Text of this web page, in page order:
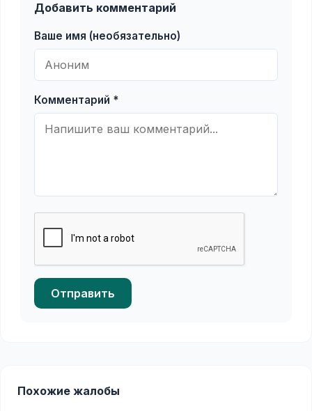
Добавить комментарий
Ваше имя (необязательно)
Комментарий *
Отправить
Похожие жалобы